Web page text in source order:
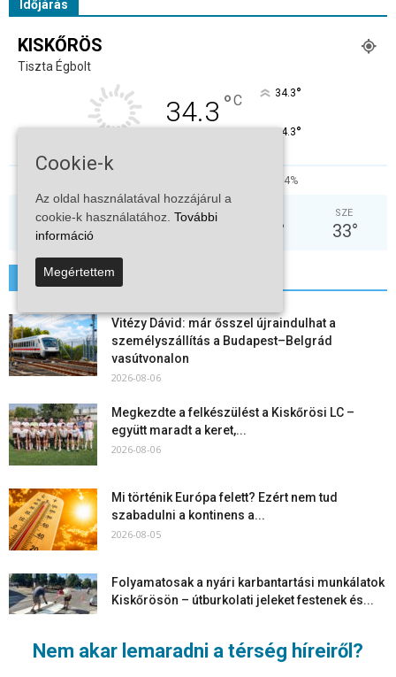
Nem akar lemaradni a térség híreiről?
Időjárás
KISKŐRÖS
Tiszta Égbolt
34.3 °C 34.3°
34.3°
4%
SZO
30°
VAS HÉT
°
SZE
33°
További hírek
Vitézy Dávid: már ősszel újraindulhat a
személyszállítás a Budapest–Belgrád
vasútvonalon
2026-08-06
Megkezdte a felkészülést a Kiskőrösi LC –
együtt maradt a keret,...
2026-08-06
Mi történik Európa felett? Ezért nem tud
szabadulni a kontinens a...
2026-08-05
Folyamatosak a nyári karbantartási munkálatok
Kiskőrösön – útburkolati jeleket festenek és...
Cookie-k
Az oldal használatával hozzájárul a
cookie-k használatához. További
információ
Megértettem